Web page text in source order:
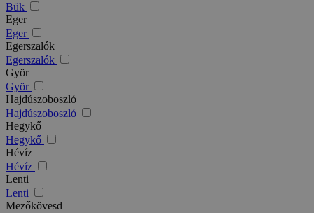
Bük
Eger
Eger
Egerszalók
Egerszalók
Györ
Györ
Hajdúszoboszló
Hajdúszoboszló
Hegykő
Hegykő
Hévíz
Hévíz
Lenti
Lenti
Mezőkövesd